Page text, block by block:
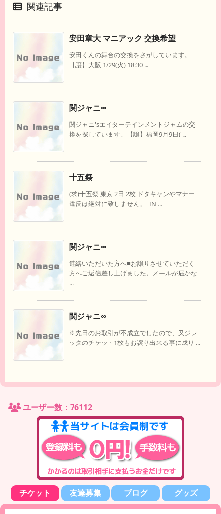
関連記事
安田章大 マニアック 交換希望
安田くんの舞台の交換をさがしています。
【譲】大阪 1/29(火) 18:30 ...
関ジャニ∞
関ジャニ'sエイターテインメントジャムの交
換を探しています。【譲】福岡9月9日( ...
十五祭
(求)十五祭 東京 2日 2枚 ドタキャンやマナー
違反は絶対に致しません。LIN ...
関ジャニ∞
連絡いただいた方へ■お譲りさせていただく
方へご返信差し上げました。メールが届かな
...
関ジャニ∞
※先日のお取引が不成立でしたので、又ジレ
ッタのチケット1枚もお譲り出来る事に成り ...
ユーザー数：76112
チケット 友達募集 ブログ グッズ